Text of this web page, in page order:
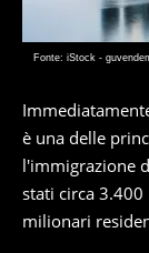
Fonte: iStock -
è una delle
l'immigrazione
stati circa
milionari